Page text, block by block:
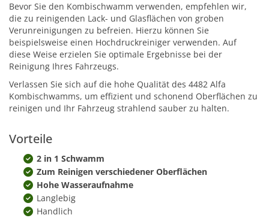
Bevor Sie den Kombischwamm verwenden, empfehlen wir,
die zu reinigenden Lack- und Glasflächen von groben
Verunreinigungen zu befreien. Hierzu können Sie
beispielsweise einen Hochdruckreiniger verwenden. Auf
diese Weise erzielen Sie optimale Ergebnisse bei der
Reinigung Ihres Fahrzeugs.
Verlassen Sie sich auf die hohe Qualität des 4482 Alfa
Kombischwamms, um effizient und schonend Oberflächen zu
reinigen und Ihr Fahrzeug strahlend sauber zu halten.
Vorteile
2 in 1 Schwamm
Zum Reinigen verschiedener Oberflächen
Hohe Wasseraufnahme
Langlebig
Handlich